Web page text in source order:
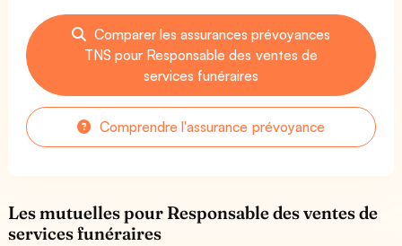
Comparer les assurances prévoyances
TNS pour Responsable des ventes de
services funéraires
Comprendre l'assurance prévoyance
Les mutuelles pour Responsable des ventes de
services funéraires